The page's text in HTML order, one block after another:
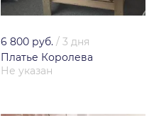
6 800 руб. / 3 дня
Платье Королева
Не указан